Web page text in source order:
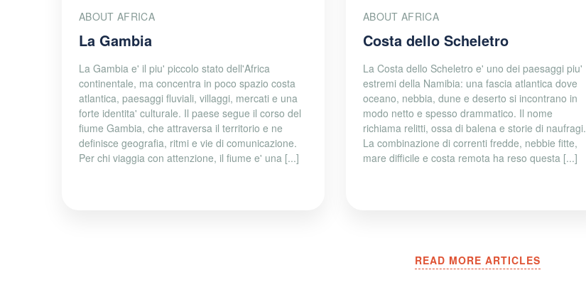
ABOUT AFRICA
La Gambia
La Gambia e' il piu' piccolo stato dell'Africa
continentale, ma concentra in poco spazio costa
atlantica, paesaggi fluviali, villaggi, mercati e una
forte identita' culturale. Il paese segue il corso del
fiume Gambia, che attraversa il territorio e ne
definisce geografia, ritmi e vie di comunicazione.
Per chi viaggia con attenzione, il fiume e' una [...]
ABOUT AFRICA
Costa dello Scheletro
La Costa dello Scheletro e' uno dei paesaggi piu'
estremi della Namibia: una fascia atlantica dove
oceano, nebbia, dune e deserto si incontrano in
modo netto e spesso drammatico. Il nome
richiama relitti, ossa di balena e storie di naufragi.
La combinazione di correnti fredde, nebbie fitte,
mare difficile e costa remota ha reso questa [...]
READ MORE ARTICLES